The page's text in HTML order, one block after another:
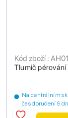
Tlumič
Kód zboží :
Na centrálním
čas doručení 9